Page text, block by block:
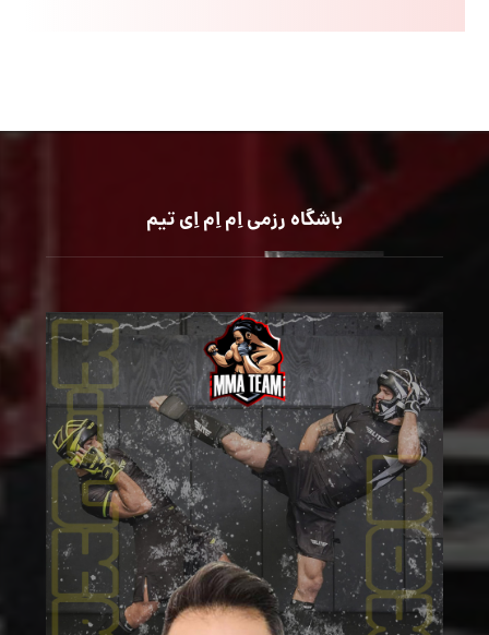
باشگاه رزمی اِم اِم اِی تیم